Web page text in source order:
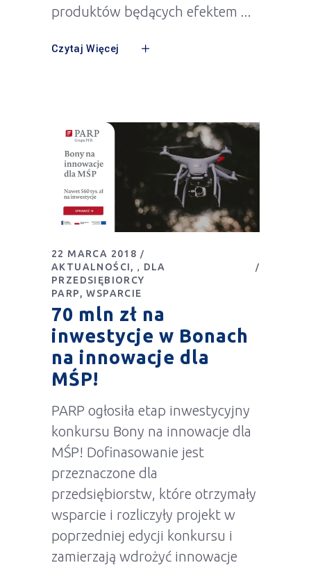
produktów będących efektem
Czytaj Więcej
22 MARCA 2018
AKTUALNOŚCI
DLA
PRZEDSIĘBIORCY
PARP
WSPARCIE
70 mln zł na
inwestycje w Bonach
na innowacje dla
MŚP!
PARP ogłosiła etap inwestycyjny
konkursu Bony na innowacje dla
MŚP! Dofinasowanie jest
przeznaczone dla
przedsiębiorstw, które otrzymały
wsparcie i rozliczyły projekt w
poprzedniej edycji konkursu i
zamierzają wdrożyć innowacje